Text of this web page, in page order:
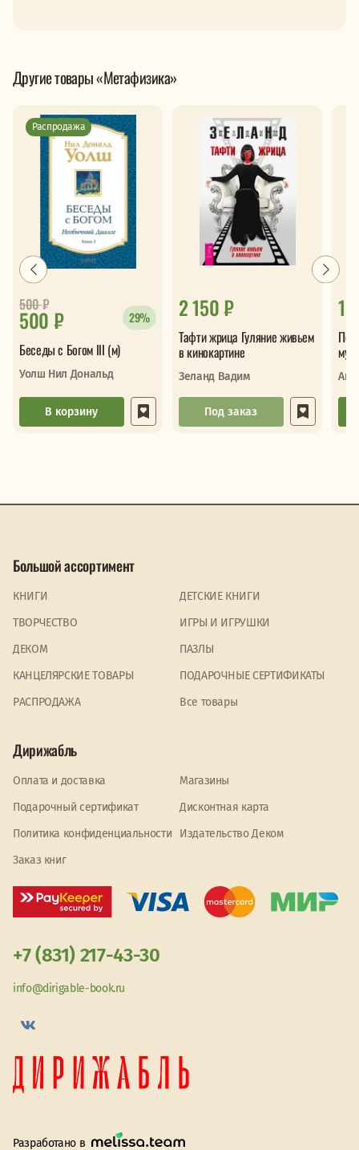
Другие товары «Метафизика»
Распродажа
500 ₽
500₽
29%
Беседы с Богом III (м)
Уолш Нил Дональд
В корзину
2 150 ₽
Тафти жрица Гуляние живьем
в кинокартине
Зеланд Вадим
Под заказ
1
Большой ассортимент
КНИГИ
ДЕТСКИЕ КНИГИ
ТВОРЧЕСТВО
ИГРЫ И ИГРУШКИ
ДЕКОМ
ПАЗЛЫ
КАНЦЕЛЯРСКИЕ ТОВАРЫ
ПОДАРОЧНЫЕ СЕРТИФИКАТЫ
PАСПРОДАЖА
Все товары
Дирижабль
Оплата и доставка
Магазины
Подарочный сертификат
Дисконтная карта
Политика конфиденциальности
Издательство Деком
Заказ книг
+7 (831) 217-43-30
info@dirigable-book.ru
Разработано в